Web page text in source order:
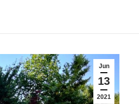
Jun
13
2021